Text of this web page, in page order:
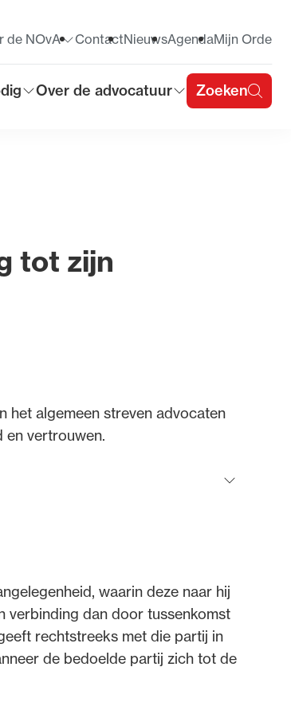
voorToon submenu voor
Over de advocatuur Zoeken
submenu voor
de NOvA ContactNieuwsAgendaMijn Orde
tot zijn
het algemeen streven advocaten
en vertrouwen.
die berust op vertrouwen en
al wat hun onderlinge verhouding
grievend of kwetsend zijn,
waarin deze naar hij
verbinding dan door tussenkomst
rechtstreeks met die partij in
de bedoelde partij zich tot de
tot het